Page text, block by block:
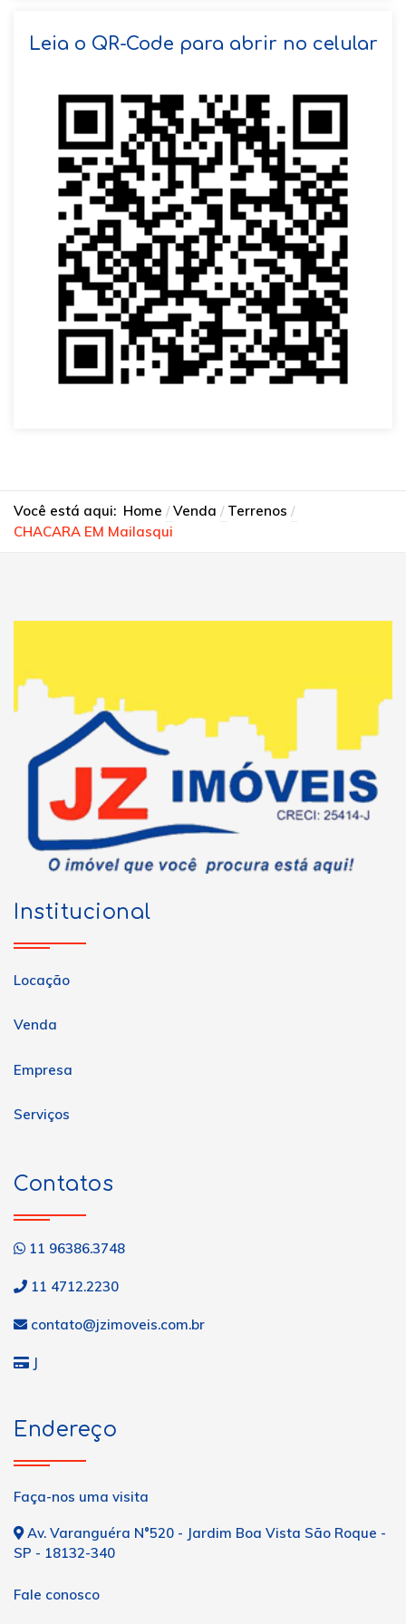
Leia o QR-Code para abrir no celular
Você está aqui: Home Venda
Terrenos
CHACARA EM Mailasqui
Institucional
Locação
Venda
Empresa
Serviços
Contatos
11 96386.3748
11 4712.2230
contato@jzimoveis.com.br
J
Endereço
Faça-nos uma visita
Av. Varanguéra N°520 - Jardim Boa Vista São Roque -
SP - 18132-340
Fale conosco